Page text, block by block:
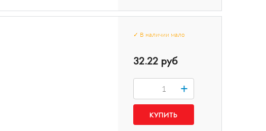
✓ В наличии мало
32.22 руб
+